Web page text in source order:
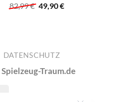
82,99€ Ursprünglicher
49,90€Aktueller
DATENSCHUTZ
Spielzeug-Traum.de